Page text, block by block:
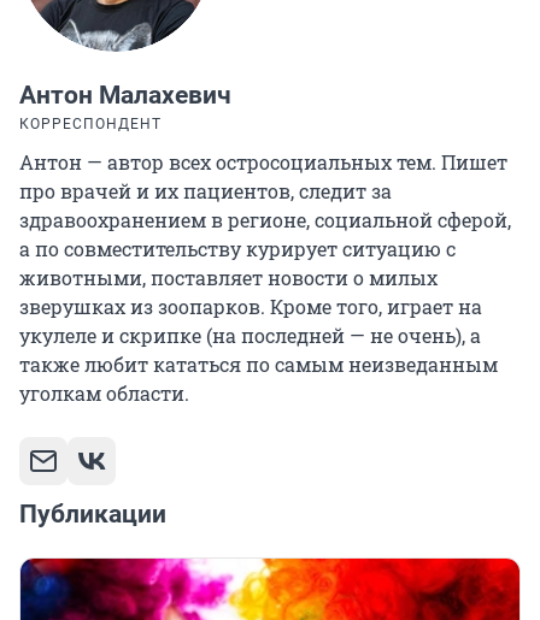
Антон Малахевич
КОРРЕСПОНДЕНТ
Антон — автор всех остросоциальных тем. Пишет
про врачей и их пациентов, следит за
здравоохранением в регионе, социальной сферой,
а по совместительству курирует ситуацию с
животными, поставляет новости о милых
зверушках из зоопарков. Кроме того, играет на
укулеле и скрипке (на последней — не очень), а
также любит кататься по самым неизведанным
уголкам области.
Публикации